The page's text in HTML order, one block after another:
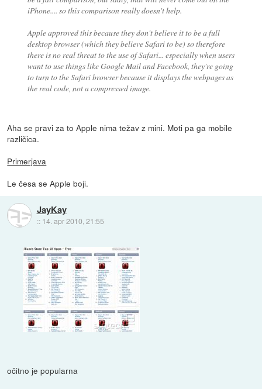
iPhone.... so this comparison really doesn't help.
Apple approved this because they don't believe it to be a full
desktop browser (which they believe Safari to be) so therefore
there is no real threat to the use of Safari... especially when users
want to use things like Google Mail and Facebook, they're going
to turn to the Safari browser because it displays the webpages as
the real code, not a compressed image.
Aha se pravi za to Apple nima težav z mini. Moti pa ga mobile
različica.
Primerjava
Le česa se Apple boji.
JayKay
:: 14. apr 2010, 21:55
očitno je popularna